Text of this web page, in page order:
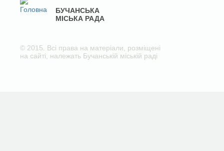
БУЧАНСЬКА
МІСЬКА РАДА
© 2015. Всі права на матеріали, розміщені
на сайті, належать Бучанській міській раді